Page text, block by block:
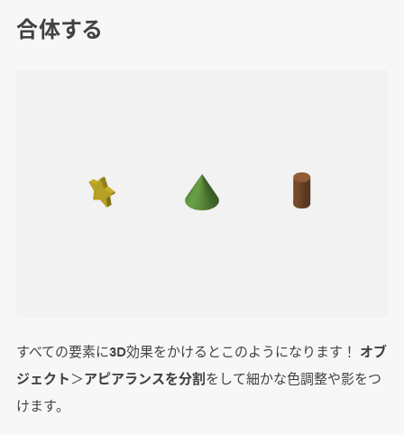
合体する
すべての要素に3D効果をかけるとこのようになります！ オブ
ジェクト＞アピアランスを分割をして細かな色調整や影をつ
けます。